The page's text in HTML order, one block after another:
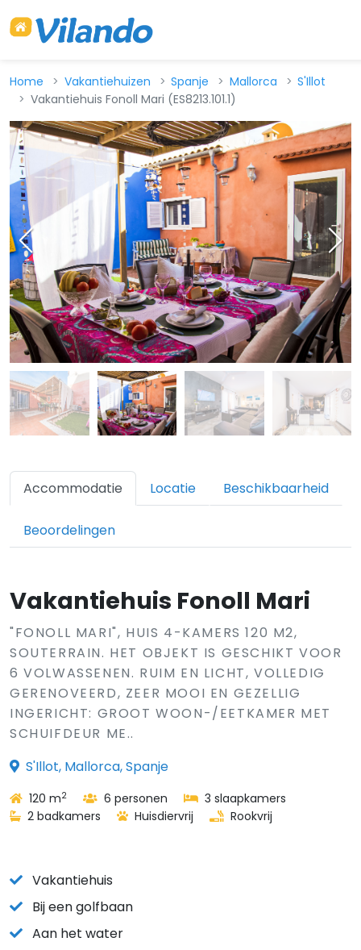
Home Vakantiehuizen Spanje Mallorca
S'Illot
Vakantiehuis Fonoll Mari (ES8213.101.1)
Accommodatie Locatie Beschikbaarheid
Beoordelingen
Vakantiehuis Fonoll Mari
"FONOLL MARI", HUIS 4-KAMERS 120 M2,
SOUTERRAIN. HET OBJEKT IS GESCHIKT VOOR
6 VOLWASSENEN. RUIM EN LICHT, VOLLEDIG
GERENOVEERD, ZEER MOOI EN GEZELLIG
INGERICHT: GROOT WOON-/EETKAMER MET
SCHUIFDEUR ME..
S'Illot, Mallorca, Spanje
120 m2 6 personen
3 slaapkamers
2 badkamers
Huisdiervrij Rookvrij
Vakantiehuis
Bij een golfbaan
Aan het water